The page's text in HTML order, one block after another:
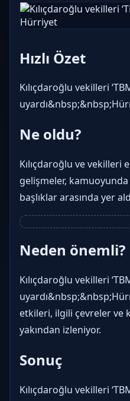
Hızlı Özet
Kılıçdaroğlu vekilleri
Ne oldu?
Kılıçdaroğlu ve vekilleri
gelişmeler,
başlıklar arasında yer
Neden önemli?
Kılıçdaroğlu vekilleri
etkileri, ilgili çevreler ve
yakından izleniyor.
Sonuç
Kılıçdaroğlu vekilleri